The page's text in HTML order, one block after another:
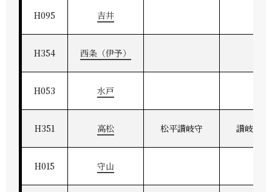
H095 吉井
H354 西条（伊予）
H053 水戸
H351 高松 松平讃岐守 讃岐高松
H015 守山